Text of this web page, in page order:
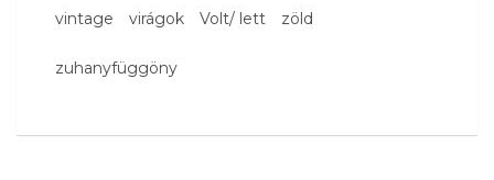
vintage virágok Volt/ lett zöld
zuhanyfüggöny